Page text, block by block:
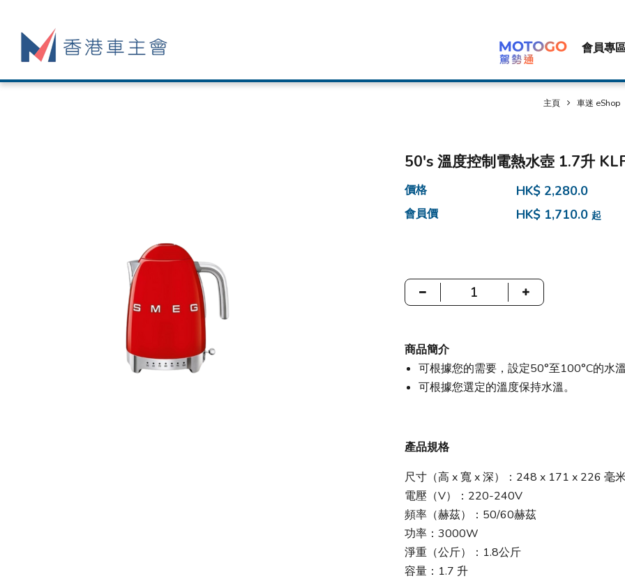
會員專
主頁 車迷 eShop
50's 溫度控制電熱水壺 1.7升
價格 HK$ 2,280.0
會員價 HK$ 1,710.0 起
商品簡介
可根據您的需要，設定50°至100°C的水
可根據您選定的溫度保持水溫。
產品規格
尺寸（高 x 寬 x 深）：248 x 171 x 226 毫
電壓（V）：220-240V
頻率（赫茲）：50/60赫茲
功率：3000W
淨重（公斤）：1.8公斤
容量：1.7 升